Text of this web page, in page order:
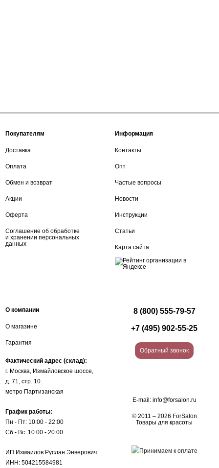
Покупателям
Доставка
Оплата
Обмен и возврат
Акции
Оферта
Соглашение об обработке
и хранении персональных
данных
Информация
Контакты
Опт
Частые вопросы
Новости
Инструкции
Статьи
Карта сайта
О компании
О магазине
Гарантия
Фактический адрес (склад):
г. Москва, Измайловское шоссе,
д. 71, стр. 10.
метро Партизанская
График работы:
Пн - Пт: 10:00 - 22:00
Сб - Вс: 10:00 - 20:00
ИП Измаилов Руслан Энверович
ИНН: 504215584981
8 (800) 555-79-57
+7 (495) 902-55-25
Обратный звонок
E-mail: info@forsalon.ru
© 2011 – 2026 ForSalon
Товары для красоты